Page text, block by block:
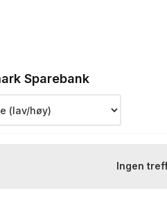
Eksempelrente:
Sparebank
Ingen